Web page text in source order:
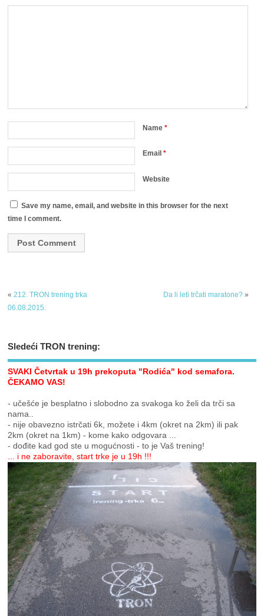
Name*
Email*
Website
Save my name, email, and website in this browser for the next
time I comment.
«212. TRON trening trka
06.08.2015.
Da li leti trčati maratone?»
Sledeći TRON trening:
SVAKI Četvrtak u 19h prekoputa "Rodića" kod semafora.
ČEKAMO VAS!
- učešće je besplatno i slobodno za svakoga ko želi da trči sa
nama..
- nije obavezno istrčati 6k, možete i 4km (okret na 2km) ili pak
2km (okret na 1km) - kome kako odgovara ...
- dođite kad god ste u mogućnosti - to je Vaš trening!
... i ne zaboravite, start trke je u 19h !!!